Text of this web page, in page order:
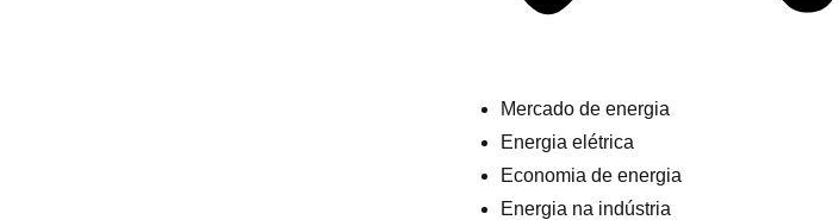
Mercado de energia
Energia elétrica
Economia de energia
Energia na indústria